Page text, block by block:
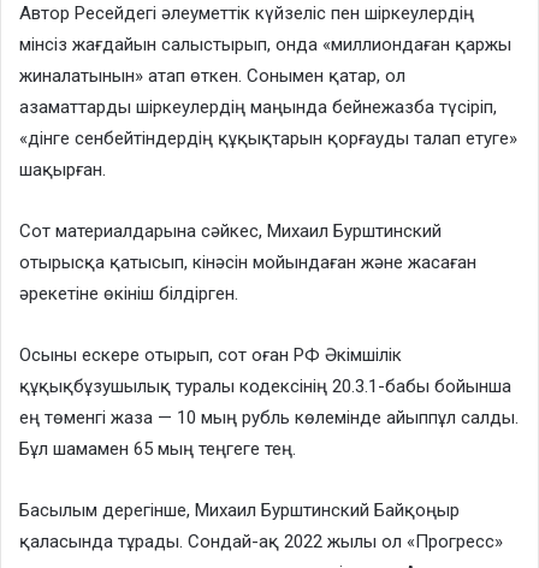
Автор Ресейдегі әлеуметтік күйзеліс пен шіркеулердің
мінсіз жағдайын салыстырып, онда «миллиондаған қаржы
жиналатынын» атап өткен. Сонымен қатар, ол
азаматтарды шіркеулердің маңында бейнежазба түсіріп,
«дінге сенбейтіндердің құқықтарын қорғауды талап етуге»
шақырған.
Сот материалдарына сәйкес, Михаил Бурштинский
отырысқа қатысып, кінәсін мойындаған және жасаған
әрекетіне өкініш білдірген.
Осыны ескере отырып, сот оған РФ Әкімшілік
құқықбұзушылық туралы кодексінің 20.3.1-бабы бойынша
ең төменгі жаза — 10 мың рубль көлемінде айыппұл салды.
Бұл шамамен 65 мың теңгеге тең.
Басылым дерегінше, Михаил Бурштинский Байқоңыр
қаласында тұрады. Сондай-ақ 2022 жылы ол «Прогресс»